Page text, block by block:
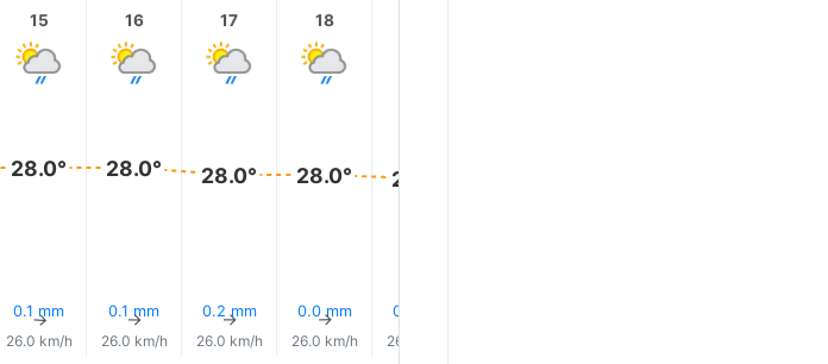
15
28.0°
0.1 mm
↑
26.0 km/h
16
28.0°
0.1 mm
↑
26.0 km/h
17
28.0°
0.2 mm
↑
26.0 km/h
18
28.0°
0.0 mm
↑
26.0 km/h
28.0°
0.0 mm
26.0 km/h